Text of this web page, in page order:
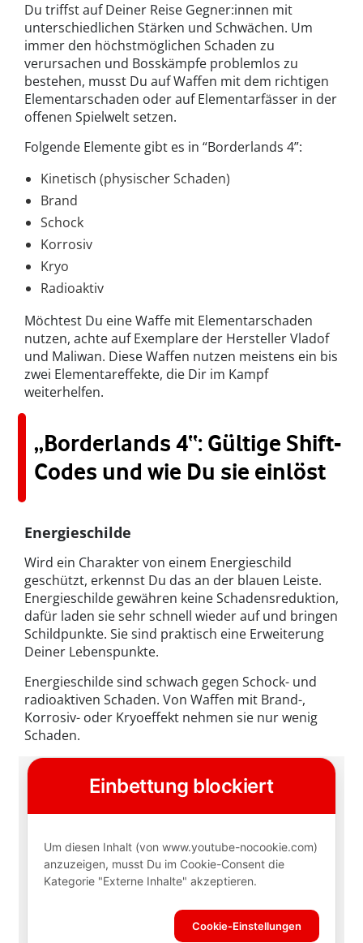
Du triffst auf Deiner Reise Gegner:innen mit
unterschiedlichen Stärken und Schwächen. Um
immer den höchstmöglichen Schaden zu
verursachen und Bosskämpfe problemlos zu
bestehen, musst Du auf Waffen mit dem richtigen
Elementarschaden oder auf Elementarfässer in der
offenen Spielwelt setzen.
Folgende Elemente gibt es in “Borderlands 4”:
Kinetisch (physischer Schaden)
Brand
Schock
Korrosiv
Kryo
Radioaktiv
Möchtest Du eine Waffe mit Elementarschaden
nutzen, achte auf Exemplare der Hersteller Vladof
und Maliwan. Diese Waffen nutzen meistens ein bis
zwei Elementareffekte, die Dir im Kampf
weiterhelfen.
„Borderlands 4“: Gültige Shift-
Codes und wie Du sie einlöst
Energieschilde
Wird ein Charakter von einem Energieschild
geschützt, erkennst Du das an der blauen Leiste.
Energieschilde gewähren keine Schadensreduktion,
dafür laden sie sehr schnell wieder auf und bringen
Schildpunkte. Sie sind praktisch eine Erweiterung
Deiner Lebenspunkte.
Energieschilde sind schwach gegen Schock- und
radioaktiven Schaden. Von Waffen mit Brand-,
Korrosiv- oder Kryoeffekt nehmen sie nur wenig
Schaden.